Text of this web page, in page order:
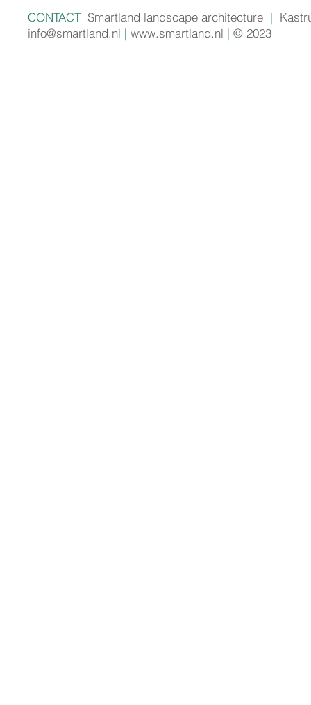
CONTACTSmartland landscape architecture |
info@smartland.nl | www.smartland.nl | © 2023